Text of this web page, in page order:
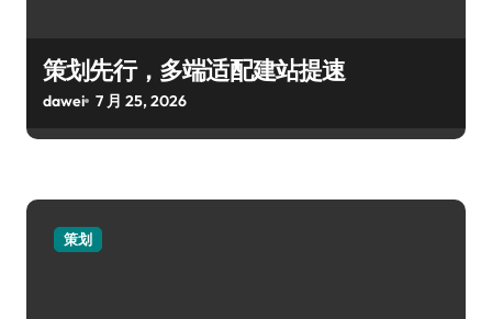
策划先行，多端适配建站提速
dawei 7 月 25, 2026
策划